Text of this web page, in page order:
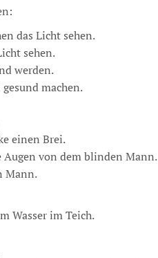
das Licht sehen.
sehen.
werden.
machen.
einen Brei.
Augen von dem blinden Mann.
Mann.
Wasser im Teich.